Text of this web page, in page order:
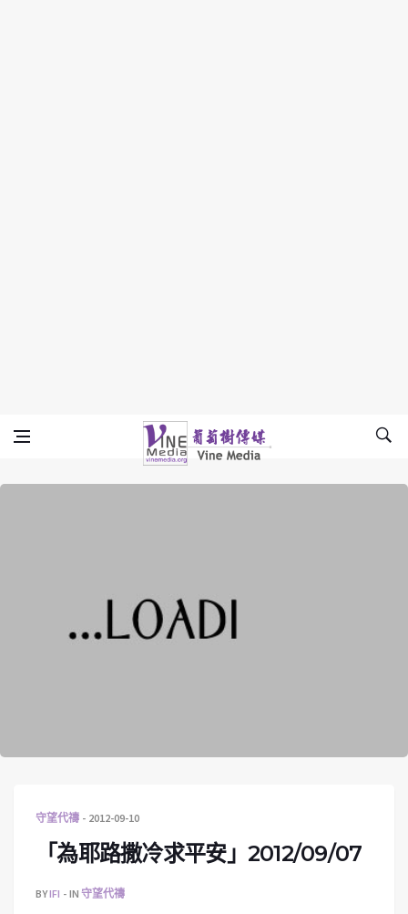
Vine Media
葡萄樹傳媒
守望代禱 2012-09-10
「為耶路撒冷求平安」2012/09/07
BYIFI IN 守望代禱